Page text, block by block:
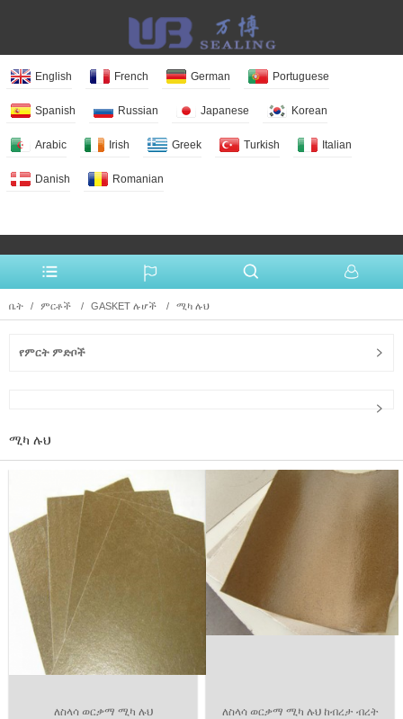
English French German Portuguese
Spanish Russian Japanese Korean
Arabic Irish Greek Turkish Italian
Danish Romanian
ቤት ምርቶች GASKET ሉሆች ሚካ ሉህ
የምርት ምድቦች
ሚካ ሉህ
ለስላሳ ወርቃማ ሚካ ሉህ
ለስላሳ ወርቃማ ሚካ ሉህ ከብረታ ብረት